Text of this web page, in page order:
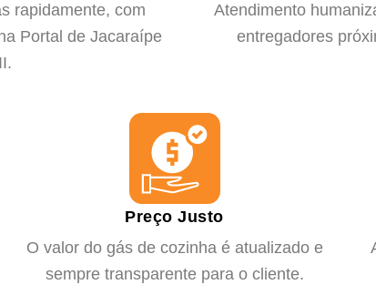
rapidamente, com
Portal de Jacaraípe
Atendimento
entregadores
Preço Justo
O valor do gás de cozinha é atualizado e
sempre transparente para o cliente.